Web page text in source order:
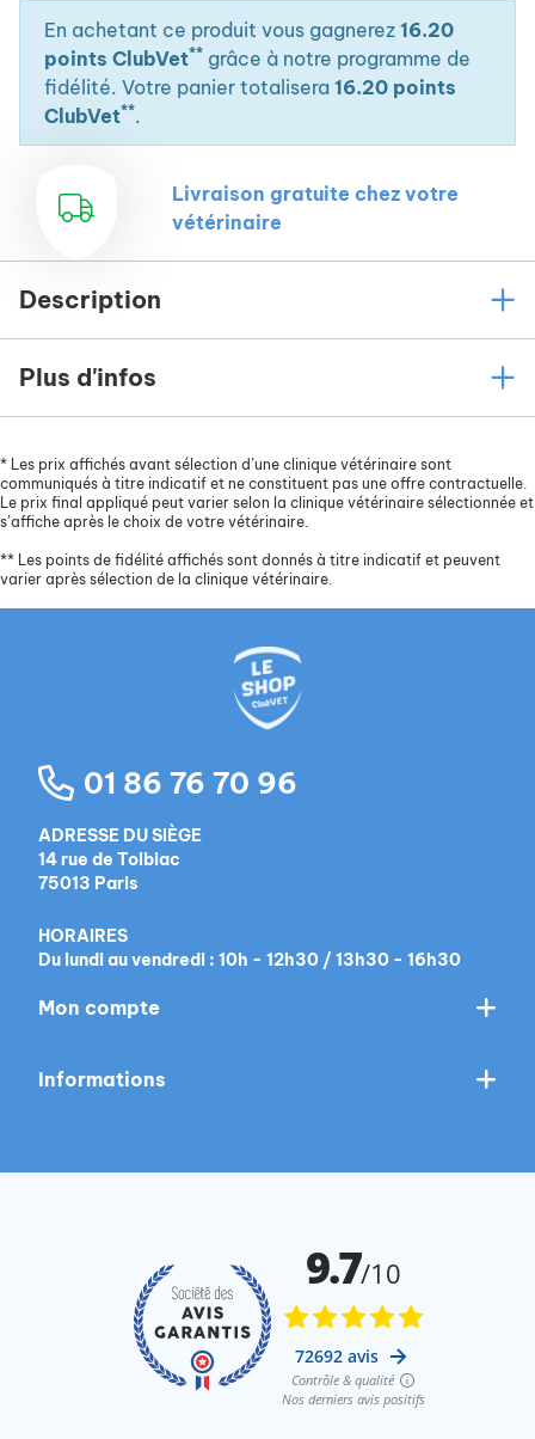
En achetant ce produit vous gagnerez 16.20
points ClubVet** grâce à notre programme de
fidélité. Votre panier totalisera 16.20 points
ClubVet**.
Livraison gratuite chez votre
vétérinaire
Description
Plus d'infos
* Les prix affichés avant sélection d’une clinique vétérinaire sont
communiqués à titre indicatif et ne constituent pas une offre contractuelle.
Le prix final appliqué peut varier selon la clinique vétérinaire sélectionnée et
s’affiche après le choix de votre vétérinaire.
** Les points de fidélité affichés sont donnés à titre indicatif et peuvent
varier après sélection de la clinique vétérinaire.
01 86 76 70 96
ADRESSE DU SIÈGE
14 rue de Tolbiac
75013 Paris
HORAIRES
Du lundi au vendredi : 10h - 12h30 / 13h30 - 16h30
Mon compte
Informations